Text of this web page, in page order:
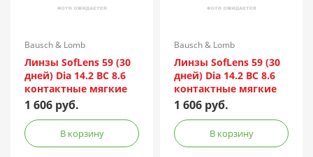
Bausch & Lomb
Линзы SofLens 59 (30
дней) Dia 14.2 BC 8.6
контактные мягкие
корриг. (-6,00) №6
1 606 руб.
В корзину
Bausch & Lomb
Линзы SofLens 59 (30
дней) Dia 14.2 BC 8.6
контактные мягкие
корриг. (-3,00) №6
1 606 руб.
В корзину